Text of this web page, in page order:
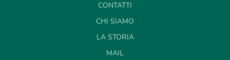
CONTATTI
CHI SIAMO
LA STORIA
MAIL